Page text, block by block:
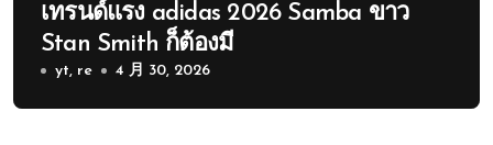
เทรนด์แรง adidas 2026 Samba ขาว
Stan Smith ก็ต้องมี
yt, re 4 月 30, 2026